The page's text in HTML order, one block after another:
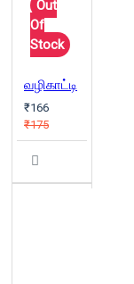
Out
Of
Stock
வழிகாட்டி
₹166
₹175